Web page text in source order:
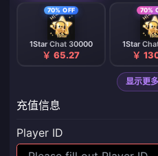
70% OFF
1Star Chat 30000
￥ 65.27
70%
1Star
￥
显示更多
充值信息
Player ID